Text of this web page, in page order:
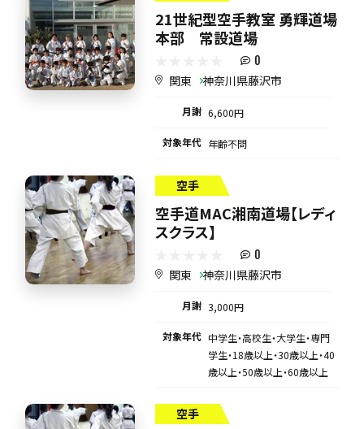
21世紀型空手教室 勇輝道場
本部 常設道場
0
関東 神奈川県藤沢市
月謝 6,600円
対象年代 年齢不問
空手
空手道MAC湘南道場【レディ
スクラス】
0
関東 神奈川県藤沢市
月謝 3,000円
対象年代 中学生・高校生・大学生・専門
学生・18歳以上・30歳以上・40
歳以上・50歳以上・60歳以上
空手